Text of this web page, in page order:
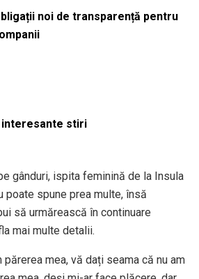
noi de transparență pentru
interesante stiri
gânduri, ispita feminină de la Insula
poate spune prea multe, însă
să urmărească în continuare
mai multe detalii.
părerea mea, vă dați seama că nu am